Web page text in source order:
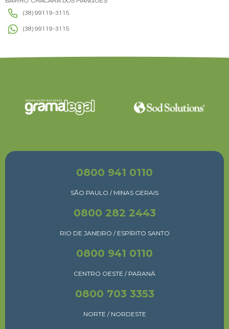
(38) 99119-3115
(38) 99119-3115
0800 941 0110
SÃO PAULO / MINAS GERAIS
0800 282 2443
RIO DE JANEIRO / ESPÍRITO SANTO
0800 941 0110
CENTRO OESTE / PARANÁ
0800 703 3353
NORTE / NORDESTE